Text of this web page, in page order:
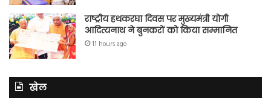
राष्ट्रीय हथकरघा दिवस पर मुख्यमंत्री योगी
आदित्यनाथ ने बुनकरों को किया सम्मानित
11 hours ago
खेल